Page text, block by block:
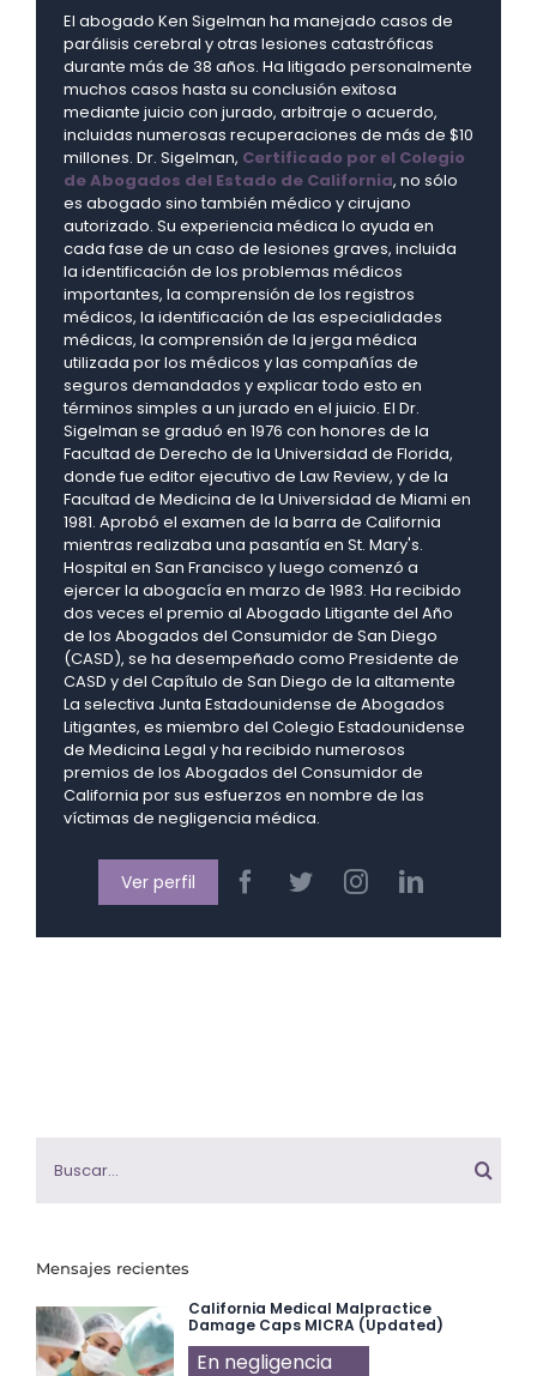
El abogado Ken Sigelman ha manejado casos de
parálisis cerebral y otras lesiones catastróficas
durante más de 38 años. Ha litigado personalmente
muchos casos hasta su conclusión exitosa
mediante juicio con jurado, arbitraje o acuerdo,
incluidas numerosas recuperaciones de más de $10
millones. Dr. Sigelman, Certificado por el Colegio
de Abogados del Estado de California, no sólo
es abogado sino también médico y cirujano
autorizado. Su experiencia médica lo ayuda en
cada fase de un caso de lesiones graves, incluida
la identificación de los problemas médicos
importantes, la comprensión de los registros
médicos, la identificación de las especialidades
médicas, la comprensión de la jerga médica
utilizada por los médicos y las compañías de
seguros demandados y explicar todo esto en
términos simples a un jurado en el juicio. El Dr.
Sigelman se graduó en 1976 con honores de la
Facultad de Derecho de la Universidad de Florida,
donde fue editor ejecutivo de Law Review, y de la
Facultad de Medicina de la Universidad de Miami en
1981. Aprobó el examen de la barra de California
mientras realizaba una pasantía en St. Mary's.
Hospital en San Francisco y luego comenzó a
ejercer la abogacía en marzo de 1983. Ha recibido
dos veces el premio al Abogado Litigante del Año
de los Abogados del Consumidor de San Diego
(CASD), se ha desempeñado como Presidente de
CASD y del Capítulo de San Diego de la altamente
La selectiva Junta Estadounidense de Abogados
Litigantes, es miembro del Colegio Estadounidense
de Medicina Legal y ha recibido numerosos
premios de los Abogados del Consumidor de
California por sus esfuerzos en nombre de las
víctimas de negligencia médica.
Ver perfil
Mensajes recientes
California Medical Malpractice
Damage Caps MICRA (Updated)
En negligencia